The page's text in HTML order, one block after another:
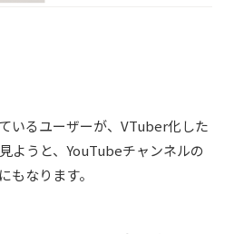
いるユーザーが、 VTuber化した
ようと、 YouTubeチャンネルの
もなります。